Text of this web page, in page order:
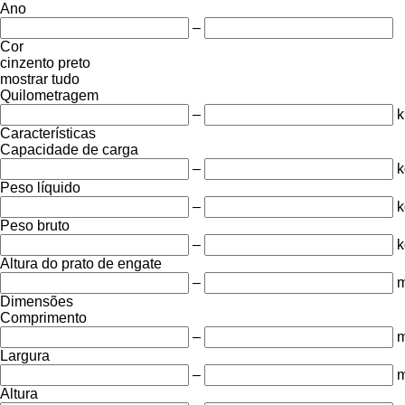
Ano
–
Cor
cinzento preto
mostrar tudo
Quilometragem
–
Características
Capacidade de carga
–
Peso líquido
–
Peso bruto
–
Altura do prato de engate
–
Dimensões
Comprimento
–
Largura
–
Altura